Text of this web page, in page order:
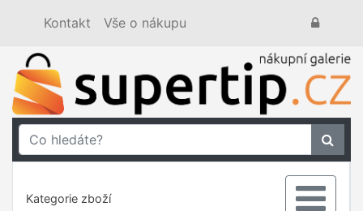
Kontakt Vše o nákupu
Kategorie zboží